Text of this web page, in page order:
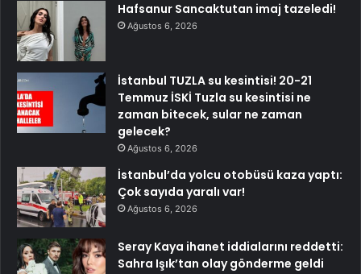
Hafsanur Sancaktutan imaj tazeledi!
Ağustos 6, 2026
İstanbul TUZLA su kesintisi! 20-21
Temmuz İSKİ Tuzla su kesintisi ne
zaman bitecek, sular ne zaman
gelecek?
Ağustos 6, 2026
İstanbul’da yolcu otobüsü kaza yaptı:
Çok sayıda yaralı var!
Ağustos 6, 2026
Seray Kaya ihanet iddialarını reddetti:
Sahra Işık’tan olay gönderme geldi